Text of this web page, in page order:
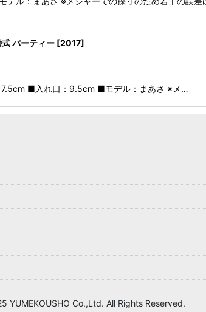
パーティー [2017]
■入れ口：9.5cm ■モデル：まあさ ※メ…
YUMEKOUSHO Co.,Ltd. All Rights Reserved.